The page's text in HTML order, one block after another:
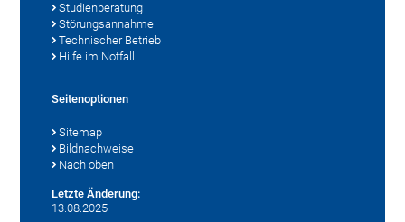
Studienberatung
Störungsannahme
Technischer Betrieb
Hilfe im Notfall
Seitenoptionen
Sitemap
Bildnachweise
Nach oben
Letzte Änderung:
13.08.2025